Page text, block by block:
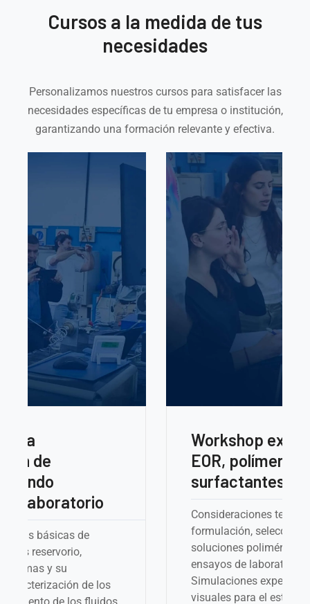
Cursos a la medida de tus
necesidades
Personalizamos nuestros cursos para satisfacer las
necesidades específicas de tu empresa o institución,
garantizando una formación relevante y efectiva.
Workshop experimental:
surfactantes
Consideraciones teórico-prácticas para la
formulación, selección y control de
soluciones poliméricas/surfactantes, y
ensayos de laboratorio asociados.
Simulaciones experimentales en celdas
visuales para el estudio de diferentes